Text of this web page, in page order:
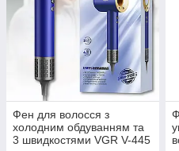
Фен для волосся з
холодним обдуванням та
3 швидкостями VGR V-445